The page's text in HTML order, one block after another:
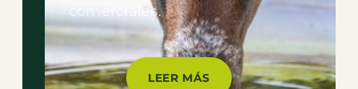
comerciales.
LEER MÁS